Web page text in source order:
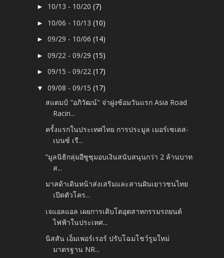
► 10/13 - 10/20(7)
► 10/06 - 10/13(10)
►09/29 - 10/06(14)
►09/22 - 09/29(15)
►09/15 - 09/22(17)
▼09/08 - 09/15(17)
สแตมป์ "อภิวัฒน์" จ่าฝูงซ้อมวันแรก Asia Road
Racin...
ครั้งแรกในประเทศไทย การประมูล เมอร์เซเดส-
เบนซ์ เรี...
“มูลนิธิกลุ่มอีซูซุมอบเงินสนับสนุนกว่า 2 ล้านบาท
ส...
มาสด้าเดินหน้าส่งเสริมและสานฝันเยาวชนไทย
เปิดตัวโคร...
เจแอลแอล เผยการเติบโตอุตสาหกรรมรถยนต์
ไฟฟ้าในประเทศ...
นิสสัน เอ็มเพอร์เรอร์ ปรับโฉมโชว์รูมใหม่
มาตรฐาน NR...